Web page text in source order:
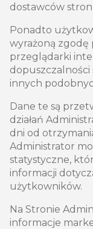
dostawców
Ponadto
wyrażoną zgodę
przeglądarki
innych
Dane te są
działań
dni od
Administrator
statystyczne,
informacji
użytkowników.
Na Stronie
informacje